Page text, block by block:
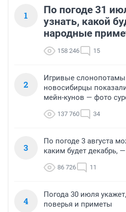
1
По погоде 31
узнать, какой
народные
158 246 15
2
Игривые слонопотамы
новосибирцы
мейн-кунов — фото
137 760 34
3
По погоде 3 августа
каким будет декабрь,
86 726 11
4
Погода 30 июля
поверья и приметы